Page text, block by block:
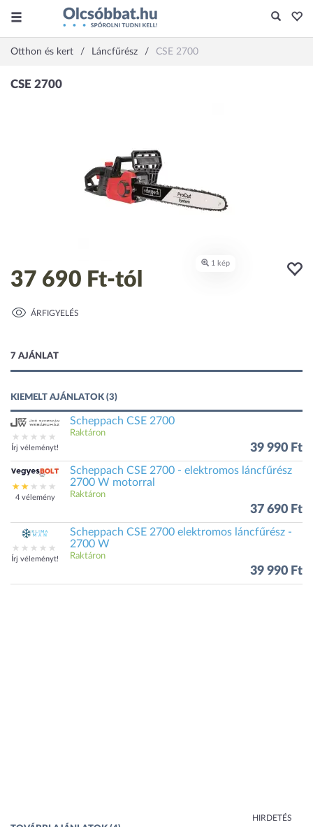
Otthon és kert Láncfűrész CSE 2700
37 690 Ft-tól
ÁRFIGYELÉS
7 AJÁNLAT
KIEMELT AJÁNLATOK (3)
Írj véleményt!
Scheppach CSE 2700
Raktáron
39 990 Ft
4 vélemény
Scheppach CSE 2700 - elektromos láncfűrész
2700 W motorral
Raktáron
37 690 Ft
Írj véleményt!
Scheppach CSE 2700 elektromos láncfűrész -
2700 W
Raktáron
39 990 Ft
HIRDETÉS